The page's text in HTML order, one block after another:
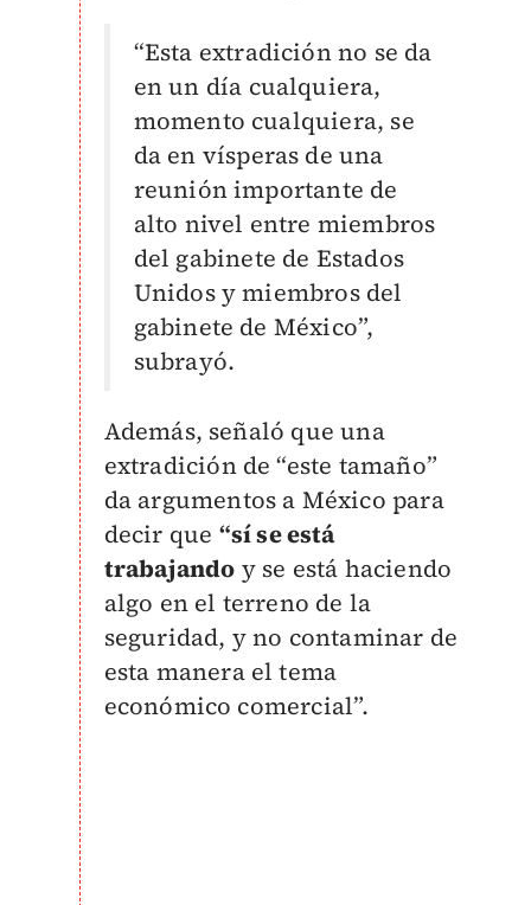
“Esta extradición no se da
en un día cualquiera,
momento cualquiera, se
da en vísperas de una
reunión importante de
alto nivel entre miembros
del gabinete de Estados
Unidos y miembros del
gabinete de México”,
subrayó.
Además, señaló que una
extradición de “este tamaño”
da argumentos a México para
decir que “sí se está
trabajando y se está haciendo
algo en el terreno de la
seguridad, y no contaminar de
esta manera el tema
económico comercial”.